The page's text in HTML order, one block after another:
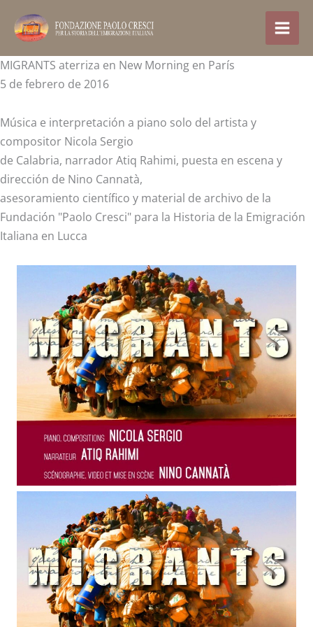
contenido
MIGRANTS aterriza en New Morning en París
5 de febrero de 2016
Música e interpretación a piano solo del artista y
compositor Nicola Sergio
de Calabria, narrador Atiq Rahimi, puesta en escena y
dirección de Nino Cannatà,
asesoramiento científico y material de archivo de la
Fundación "Paolo Cresci" para la Historia de la Emigración
Italiana en Lucca